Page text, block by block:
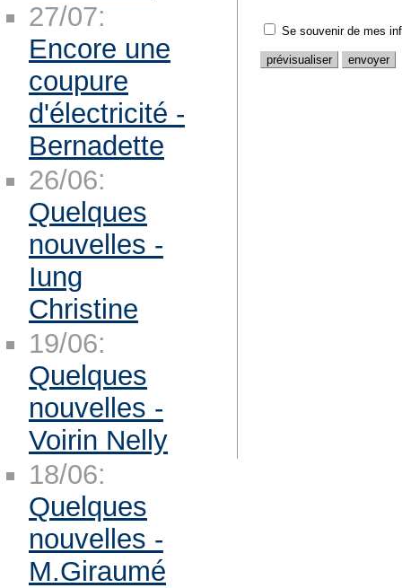
Se souvenir de mes
27/07:
Encore une
coupure
d'électricité -
Bernadette
26/06:
Quelques
nouvelles -
Iung
Christine
19/06:
Quelques
nouvelles -
Voirin Nelly
18/06:
Quelques
nouvelles -
M.Giraumé